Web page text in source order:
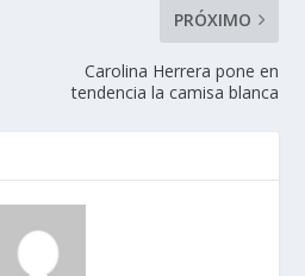
PRÓXIMO
Carolina Herrera pone en
tendencia la camisa blanca